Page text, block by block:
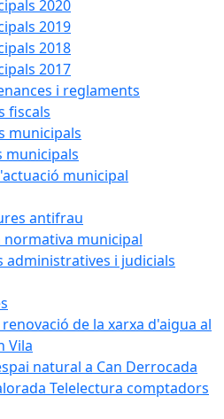
2020
2019
2018
2017
i reglaments
fiscals
municipals
municipals
municipal
antifrau
normativa municipal
administratives i judicials
de la xarxa d'aigua al
Vila
natural a Can Derrocada
Telelectura comptadors